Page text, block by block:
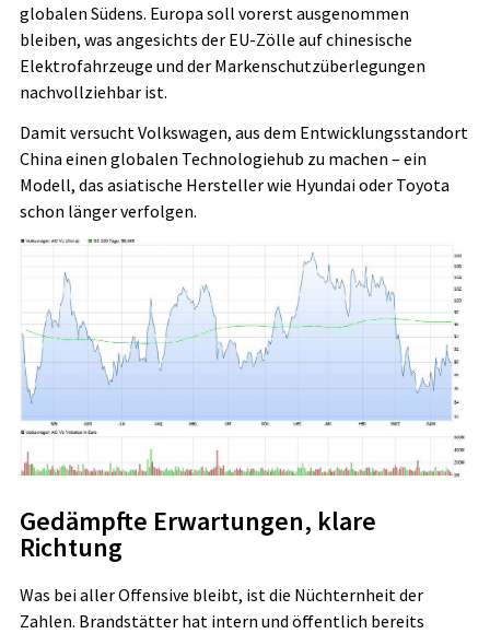
globalen Südens. Europa soll vorerst ausgenommen
bleiben, was angesichts der EU-Zölle auf chinesische
Elektrofahrzeuge und der Markenschutzüberlegungen
nachvollziehbar ist.
Damit versucht Volkswagen, aus dem Entwicklungsstandort
China einen globalen Technologiehub zu machen – ein
Modell, das asiatische Hersteller wie Hyundai oder Toyota
schon länger verfolgen.
Gedämpfte Erwartungen, klare
Richtung
Was bei aller Offensive bleibt, ist die Nüchternheit der
Zahlen. Brandstätter hat intern und öffentlich bereits